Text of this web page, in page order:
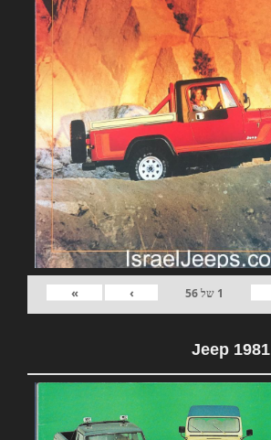
1 של56
›
»